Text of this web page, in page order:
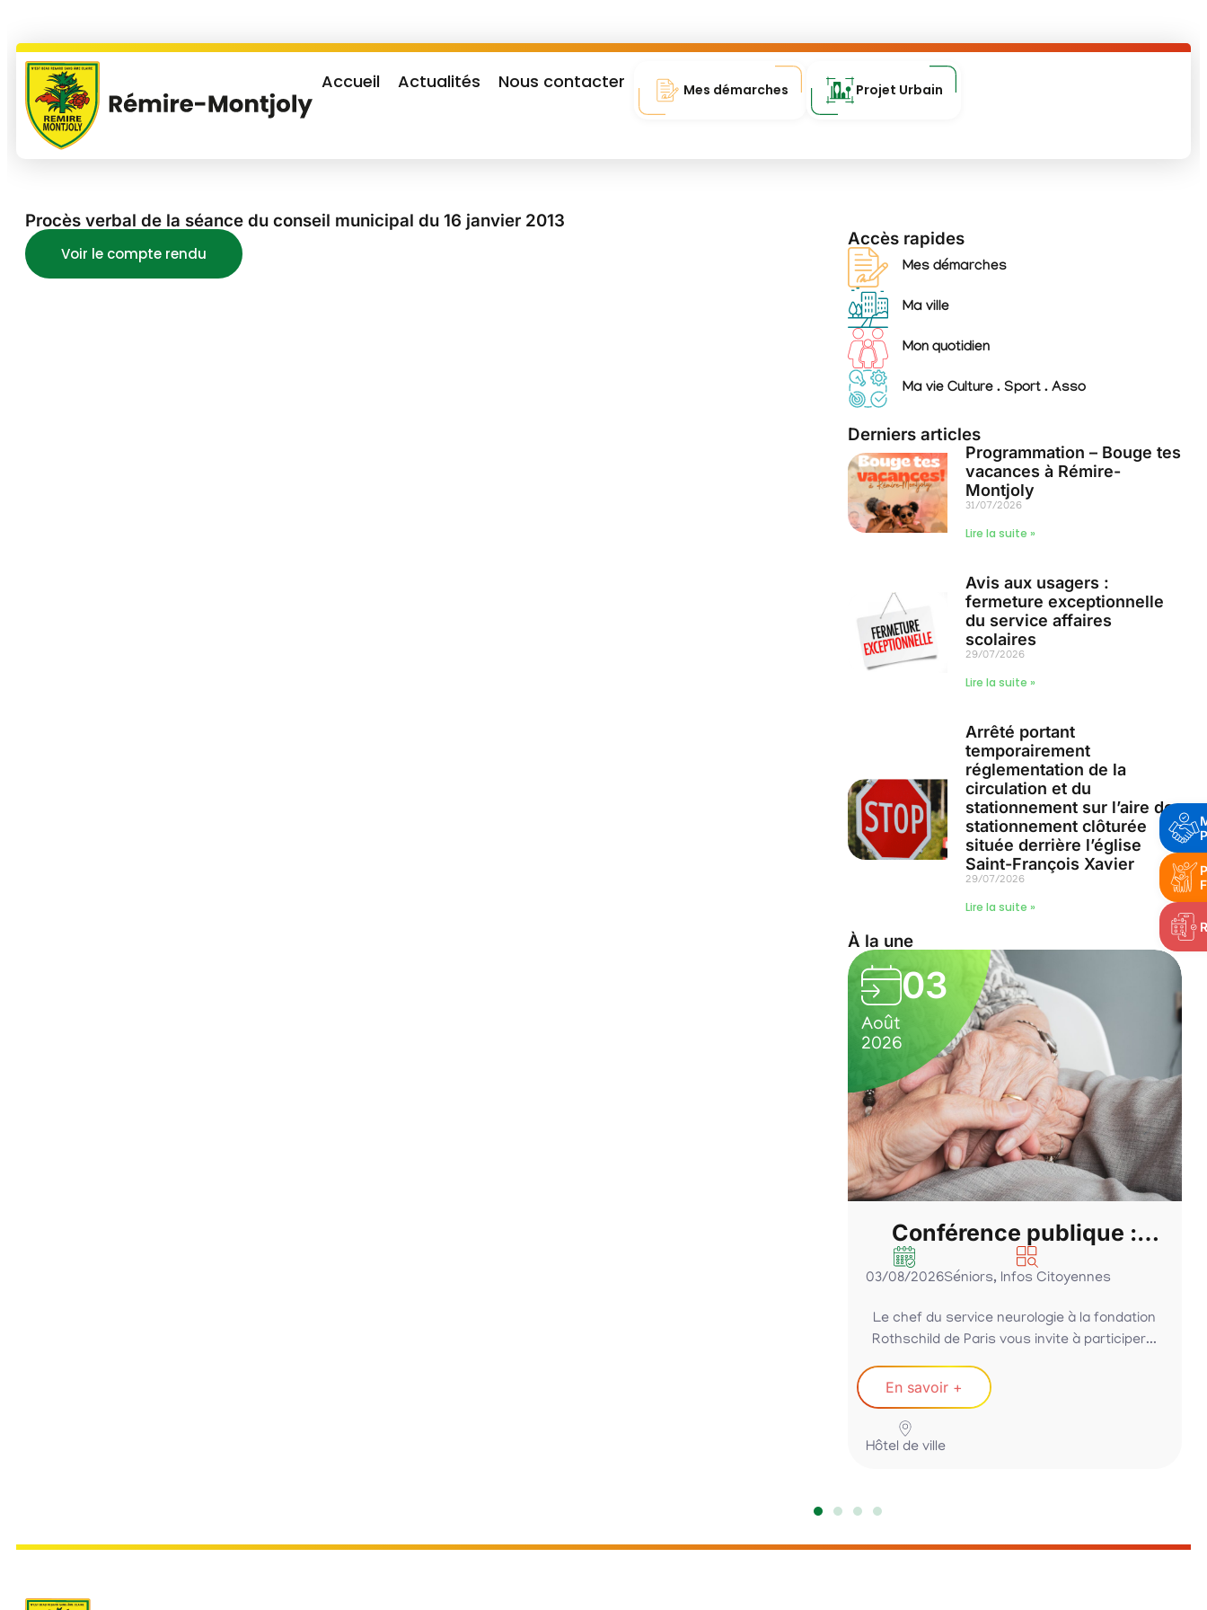
Accueil Actualités Nous contacter Mes démarches Projet Urbain
Procès verbal de la séance du conseil municipal du 16 janvier 2013
Voir le compte rendu
Accès rapides
Mes démarches
Ma ville
Mon quotidien
Ma vie Culture . Sport . Asso
Derniers articles
Programmation – Bouge tes
vacances à Rémire-
Montjoly
31/07/2026
Lire la suite »
Avis aux usagers :
fermeture exceptionnelle
du service affaires
scolaires
29/07/2026
Lire la suite »
Arrêté portant
temporairement
réglementation de la
circulation et du
stationnement sur l’aire de
stationnement clôturée
située derrière l’église
Saint-François Xavier
29/07/2026
Lire la suite »
À la une
03
Août
2026
Conférence publique :
Parkinson, bien bouger,
bien manger….. malgré la
maladie
03/08/2026Séniors, Infos Citoyennes
Le chef du service neurologie à la fondation
Rothschild de Paris vous invite à participer...
En savoir +
Hôtel de ville